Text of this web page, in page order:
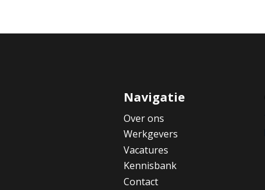
Navigatie
Over ons
Werkgevers
Vacatures
Kennisbank
Contact